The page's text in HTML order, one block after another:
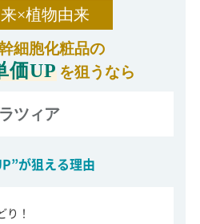
×植物由来
細胞化粧品の
価UP を狙うなら
ツィア
が狙える理由
り！